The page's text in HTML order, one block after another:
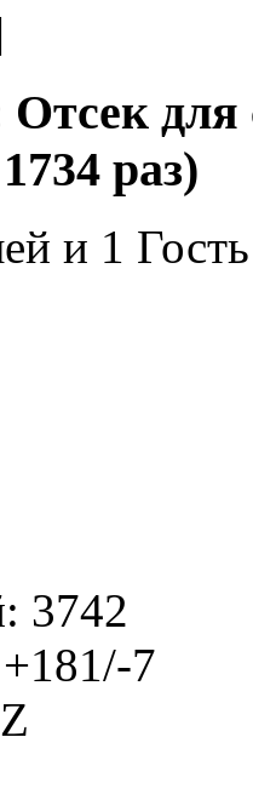
для
раз)
и 1
3742
7